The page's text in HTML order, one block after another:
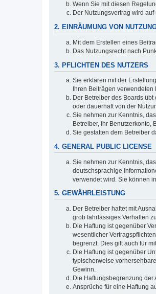
Wenn Sie mit diesen
Der Nutzungsvertrag wird
2. EINRÄUMUNG VON
Mit dem Erstellen eines
Das Nutzungsrecht nach
3. PFLICHTEN DES NUTZERS
Sie erklären mit der
Ihren Beiträgen
Der Betreiber des Boards
oder dauerhaft von der
Sie nehmen zur Kenntnis,
Betreiber, Ihr Benutzerkonto,
Sie gestatten dem Betreiber
4. GENERAL PUBLIC LICENSE
Sie nehmen zur Kenntnis,
deutschsprachige
verwendet wird. Sie können
5. GEWÄHRLEISTUNG
Der Betreiber haftet mit
grob fahrlässiges Verhalten
Die Haftung ist gegenüber
wesentlicher
begrenzt. Dies gilt auch für
Die Haftung ist gegenüber
typischerweise
Gewinn.
Die Haftungsbegrenzung
Ansprüche für eine Haftung